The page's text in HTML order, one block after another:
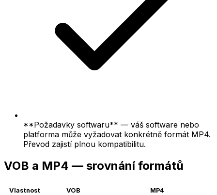
**Požadavky softwaru** — váš software nebo
platforma může vyžadovat konkrétně formát MP4.
Převod zajistí plnou kompatibilitu.
VOB a MP4 — srovnání formátů
Vlastnost VOB MP4